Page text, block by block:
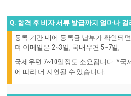
Q. 합격 후 비자 서류 발급까지 얼마나 걸
등록 기간 내에 등록금 납부가 확인되
며 이메일은 2~3일, 국내우편 5~7일,
국제우편 7~10일정도 소요됩니다. *국
에 따라 더 지연될 수 있습니다.